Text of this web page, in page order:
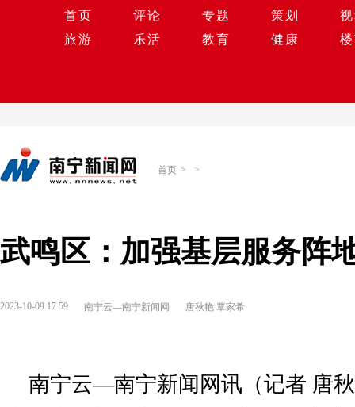
首页 评论 专题 策划
旅游
乐活 教育 健康
首页 > >
武鸣区：加强基层服务阵
2023-10-09 17:59 南宁云—南宁新闻网 唐秋艳 覃家希
南宁云—南宁新闻网讯（记者 唐